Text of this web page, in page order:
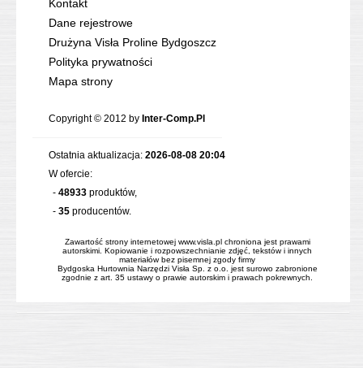
Kontakt
Dane rejestrowe
Drużyna Visła Proline Bydgoszcz
Polityka prywatności
Mapa strony
Copyright © 2012 by Inter-Comp.Pl
Ostatnia aktualizacja: 2026-08-08 20:04
W ofercie:
- 48933 produktów,
- 35 producentów.
Zawartość strony internetowej www.visla.pl chroniona jest prawami
autorskimi. Kopiowanie i rozpowszechnianie zdjęć, tekstów i innych
materiałów bez pisemnej zgody firmy
Bydgoska Hurtownia Narzędzi Visła Sp. z o.o. jest surowo zabronione
zgodnie z art. 35 ustawy o prawie autorskim i prawach pokrewnych.